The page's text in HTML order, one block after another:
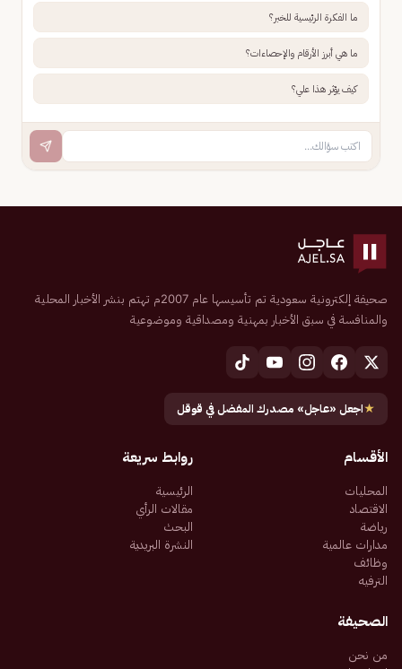
ما الفكرة الرئيسية للخبر؟
ما هي أبرز الأرقام والإحصاءات؟
كيف يؤثر هذا علي؟
صحيفة إلكترونية سعودية تم تأسيسها عام 2007م تهتم بنشر الأخبار المحلية
والمنافسة في سبق الأخبار بمهنية ومصداقية وموضوعية
★اجعل «عاجل» مصدرك المفضل في قوقل
الأقسام
المحليات
الاقتصاد
رياضة
مدارات عالمية
وظائف
الترفيه
روابط سريعة
الرئيسية
مقالات الرأي
البحث
النشرة البريدية
الصحيفة
من نحن